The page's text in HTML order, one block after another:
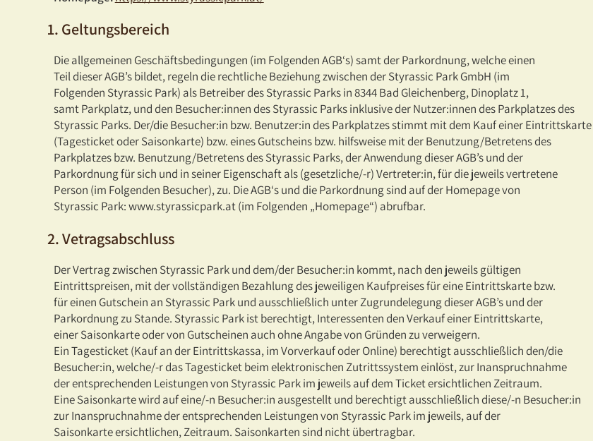
1. Geltungsbereich
Die allgemeinen Geschäftsbedingungen (im Folgenden AGB‘s) samt der Parkordnung, welche einen
Teil dieser AGB’s bildet, regeln die rechtliche Beziehung zwischen der Styrassic Park GmbH (im
Folgenden Styrassic Park) als Betreiber des Styrassic Parks in 8344 Bad Gleichenberg, Dinoplatz 1,
samt Parkplatz, und den Besucher:innen des Styrassic Parks inklusive der Nutzer:innen des Parkplatzes des
Styrassic Parks. Der/die Besucher:in bzw. Benutzer:in des Parkplatzes stimmt mit dem Kauf einer Eintrittskarte
(Tagesticket oder Saisonkarte) bzw. eines Gutscheins bzw. hilfsweise mit der Benutzung/Betretens des
Parkplatzes bzw. Benutzung/Betretens des Styrassic Parks, der Anwendung dieser AGB’s und der
Parkordnung für sich und in seiner Eigenschaft als (gesetzliche/-r) Vertreter:in, für die jeweils vertretene
Person (im Folgenden Besucher), zu. Die AGB‘s und die Parkordnung sind auf der Homepage von
Styrassic Park: www.styrassicpark.at (im Folgenden „Homepage“) abrufbar.
2. Vetragsabschluss
Der Vertrag zwischen Styrassic Park und dem/der Besucher:in kommt, nach den jeweils gültigen
Eintrittspreisen, mit der vollständigen Bezahlung des jeweiligen Kaufpreises für eine Eintrittskarte bzw.
für einen Gutschein an Styrassic Park und ausschließlich unter Zugrundelegung dieser AGB’s und der
Parkordnung zu Stande. Styrassic Park ist berechtigt, Interessenten den Verkauf einer Eintrittskarte,
einer Saisonkarte oder von Gutscheinen auch ohne Angabe von Gründen zu verweigern.
Ein Tagesticket (Kauf an der Eintrittskassa, im Vorverkauf oder Online) berechtigt ausschließlich den/die
Besucher:in, welche/-r das Tagesticket beim elektronischen Zutrittssystem einlöst, zur Inanspruchnahme
der entsprechenden Leistungen von Styrassic Park im jeweils auf dem Ticket ersichtlichen Zeitraum.
Eine Saisonkarte wird auf eine/-n Besucher:in ausgestellt und berechtigt ausschließlich diese/-n Besucher:in
zur Inanspruchnahme der entsprechenden Leistungen von Styrassic Park im jeweils, auf der
Saisonkarte ersichtlichen, Zeitraum. Saisonkarten sind nicht übertragbar.